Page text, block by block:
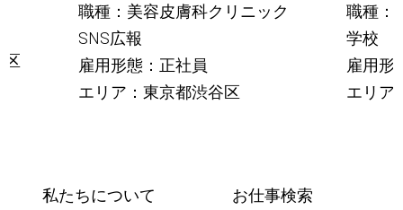
区
職種：美容皮膚科クリニック
SNS広報
雇用形態：正社員
エリア：東京都渋谷区
職種：
学校
雇用形
エリア
私たちについて
お仕事検索